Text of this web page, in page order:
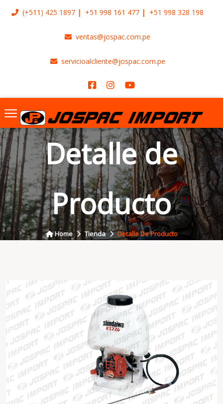
(+511) 425 1897 +51 998 161 477 +51 998 328 198
ventas@jospac.com.pe
servicioalcliente@jospac.com.pe
Detalle de
Producto
Home Tienda Detalle De Producto